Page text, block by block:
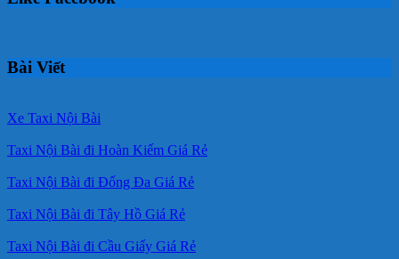
Bài Viết
Xe Taxi Nội Bài
Taxi Nội Bài đi Hoàn Kiếm Giá Rẻ
Taxi Nội Bài đi Đống Đa Giá Rẻ
Taxi Nội Bài đi Tây Hồ Giá Rẻ
Taxi Nội Bài đi Cầu Giấy Giá Rẻ